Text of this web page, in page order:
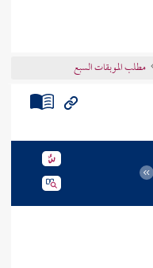
مطلب الموبقات السبع